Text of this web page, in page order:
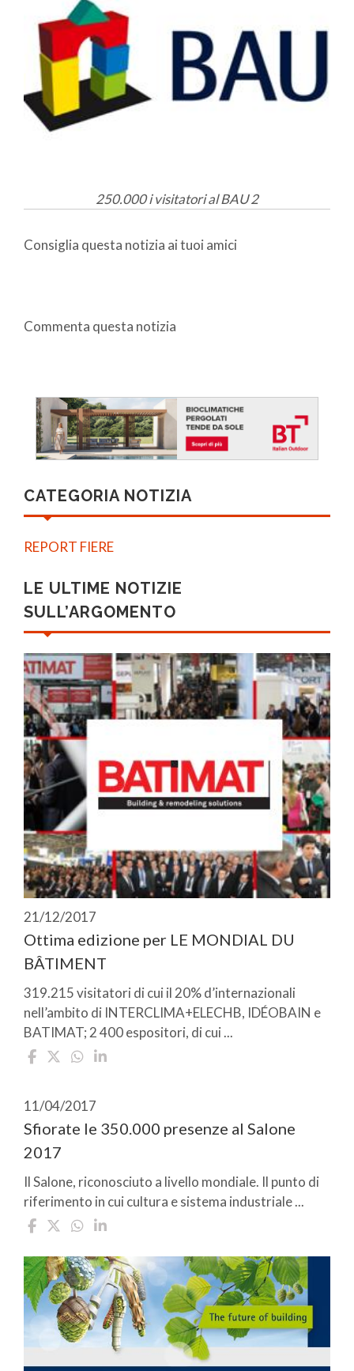
250.000 i visitatori al BAU 2
Consiglia questa notizia ai tuoi amici
Commenta questa notizia
CATEGORIA NOTIZIA
REPORT FIERE
LE ULTIME NOTIZIE
SULL’ARGOMENTO
21/12/2017
Ottima edizione per LE MONDIAL DU
BÂTIMENT
319.215 visitatori di cui il 20% d’internazionali
nell’ambito di INTERCLIMA+ELECHB, IDÉOBAIN e
BATIMAT; 2 400 espositori, di cui ...
11/04/2017
Sfiorate le 350.000 presenze al Salone
2017
Il Salone, riconosciuto a livello mondiale. Il punto di
riferimento in cui cultura e sistema industriale ...